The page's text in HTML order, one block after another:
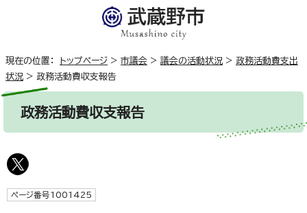
現在の位置： トップページ > 市議会 > 議会の活動状況 > 政務活動費支出
状況 > 政務活動費収支報告
政務活動費収支報告
ページ番号1001425